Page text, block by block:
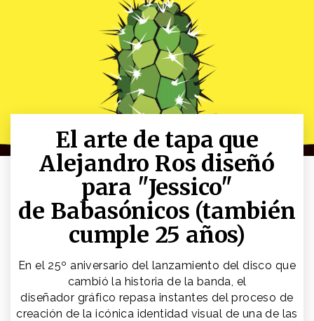
El arte de tapa que
Alejandro Ros diseñó
para "Jessico"
de Babasónicos (también
cumple 25 años)
En el 25º aniversario del lanzamiento del disco que
cambió la historia de la banda, el
diseñador gráfico repasa instantes del proceso de
creación de la icónica identidad visual de una de las